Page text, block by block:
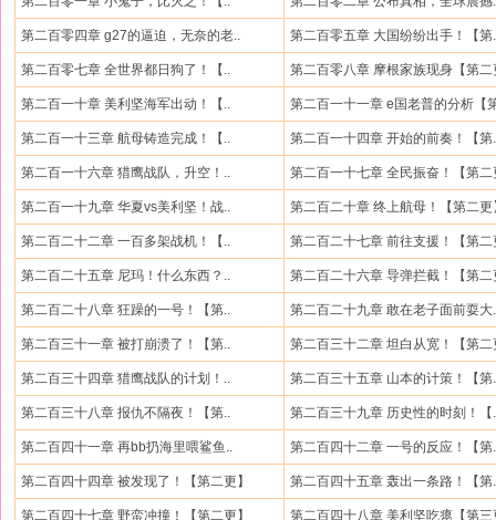
第二百零四章 g27的逼迫，无奈的老.. 第二百零五章 大国纷纷出手！【第
第二百零七章 全世界都日狗了！【.. 第二百零八章 摩根家族现身【第二
第二百一十章 美利坚海军出动！【.. 第二百一十一章 e国老普的分析【
第二百一十三章 航母铸造完成！【.. 第二百一十四章 开始的前奏！【第
第二百一十六章 猎鹰战队，升空！.. 第二百一十七章 全民振奋！【第二
第二百一十九章 华夏vs美利坚！战.. 第二百二十章 终上航母！【第二更
第二百二十二章 一百多架战机！【.. 第二百二十七章 前往支援！【第二
第二百二十五章 尼玛！什么东西？.. 第二百二十六章 导弹拦截！【第二
第二百二十八章 狂躁的一号！【第.. 第二百二十九章 敢在老子面前耍大
第二百三十一章 被打崩溃了！【第.. 第二百三十二章 坦白从宽！【第二
第二百三十四章 猎鹰战队的计划！.. 第二百三十五章 山本的计策！【第
第二百三十八章 报仇不隔夜！【第.. 第二百三十九章 历史性的时刻！【
第二百四十一章 再bb扔海里喂鲨鱼.. 第二百四十二章 一号的反应！【第
第二百四十四章 被发现了！【第二更】 第二百四十五章 轰出一条路！【第
第二百四十七章 野蛮冲撞！【第二更】 第二百四十八章 美利坚吃瘪【第三